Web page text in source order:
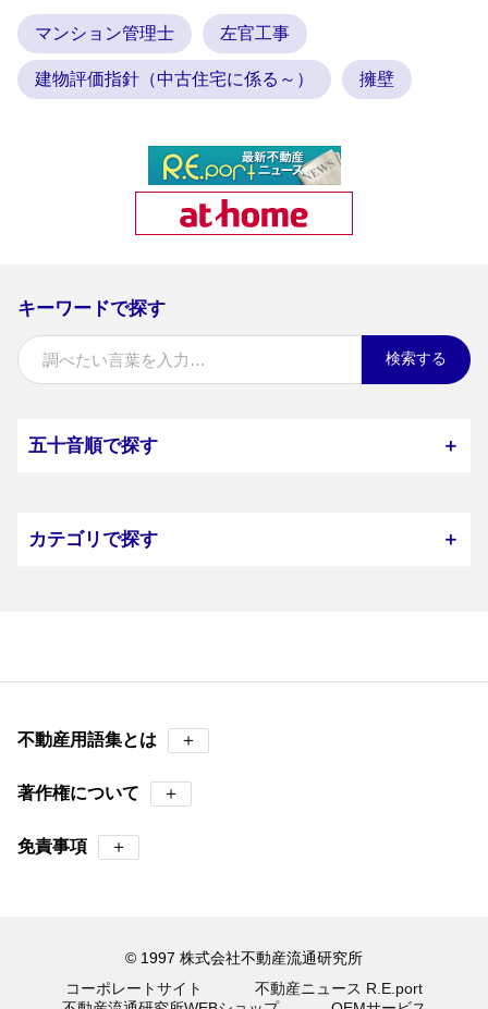
キーワードで探す
検索する
五十音順で探す ＋
カテゴリで探す ＋
マンション管理士 左官工事
建物評価指針（中古住宅に係る～） 擁壁
不動産用語集とは ＋
著作権について ＋
免責事項 ＋
© 1997 株式会社不動産流通研究所
コーポレートサイト
不動産ニュース R.E.port